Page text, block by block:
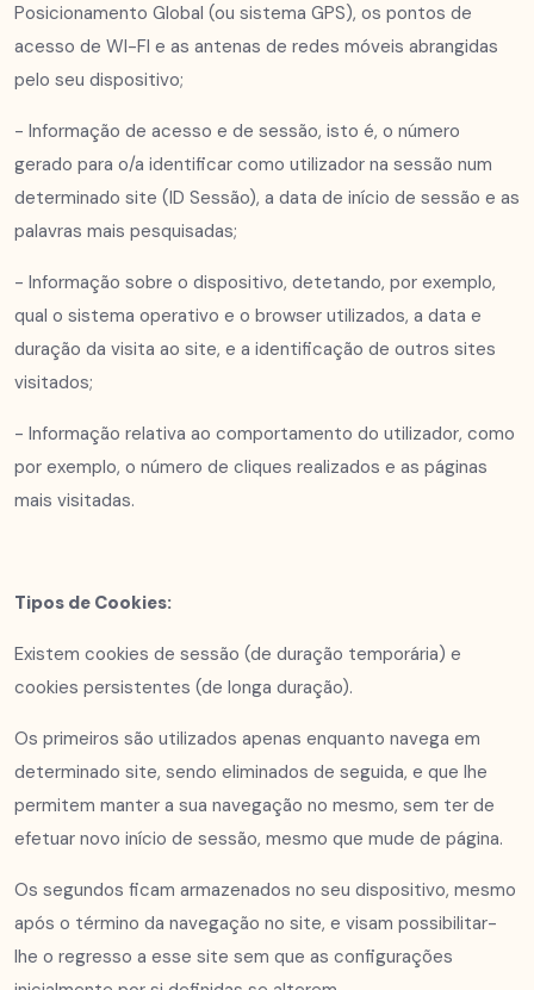
Posicionamento Global (ou sistema GPS), os pontos de
acesso de WI-FI e as antenas de redes móveis abrangidas
pelo seu dispositivo;
- Informação de acesso e de sessão, isto é, o número
gerado para o/a identificar como utilizador na sessão num
determinado site (ID Sessão), a data de início de sessão e as
palavras mais pesquisadas;
- Informação sobre o dispositivo, detetando, por exemplo,
qual o sistema operativo e o browser utilizados, a data e
duração da visita ao site, e a identificação de outros sites
visitados;
- Informação relativa ao comportamento do utilizador, como
por exemplo, o número de cliques realizados e as páginas
mais visitadas.
Tipos de Cookies:
Existem cookies de sessão (de duração temporária) e
cookies persistentes (de longa duração).
Os primeiros são utilizados apenas enquanto navega em
determinado site, sendo eliminados de seguida, e que lhe
permitem manter a sua navegação no mesmo, sem ter de
efetuar novo início de sessão, mesmo que mude de página.
Os segundos ficam armazenados no seu dispositivo, mesmo
após o término da navegação no site, e visam possibilitar-
lhe o regresso a esse site sem que as configurações